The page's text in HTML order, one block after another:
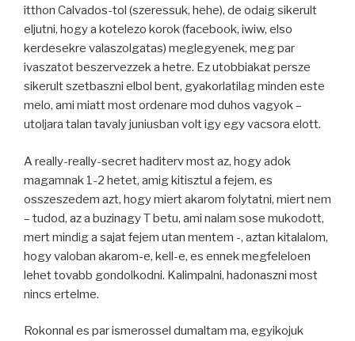
itthon Calvados-tol (szeressuk, hehe), de odaig sikerult
eljutni, hogy a kotelezo korok (facebook, iwiw, elso
kerdesekre valaszolgatas) meglegyenek, meg par
ivaszatot beszervezzek a hetre. Ez utobbiakat persze
sikerult szetbaszni elbol bent, gyakorlatilag minden este
melo, ami miatt most ordenare mod duhos vagyok –
utoljara talan tavaly juniusban volt igy egy vacsora elott.
A really-really-secret haditerv most az, hogy adok
magamnak 1-2 hetet, amig kitisztul a fejem, es
osszeszedem azt, hogy miert akarom folytatni, miert nem
– tudod, az a buzinagy T betu, ami nalam sose mukodott,
mert mindig a sajat fejem utan mentem -, aztan kitalalom,
hogy valoban akarom-e, kell-e, es ennek megfeleloen
lehet tovabb gondolkodni. Kalimpalni, hadonaszni most
nincs ertelme.
Rokonnal es par ismerossel dumaltam ma, egyikojuk